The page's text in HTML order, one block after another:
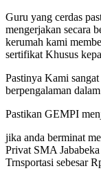
Guru yang cerdas
mengerjakan secara
kerumah kami
sertifikat Khusus
Pastinya Kami
berpengalaman
Pastikan GEMPI
jika anda berminat
Privat SMA
Trnsportasi sebesar